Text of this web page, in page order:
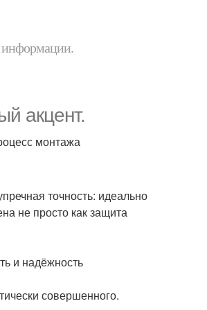
информации.
акцент.
монтажа
точность: идеально
не просто как защита
и надёжность
совершенного.